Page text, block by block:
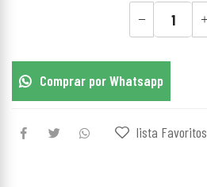
Comprar por Whatsapp
lista Favoritos